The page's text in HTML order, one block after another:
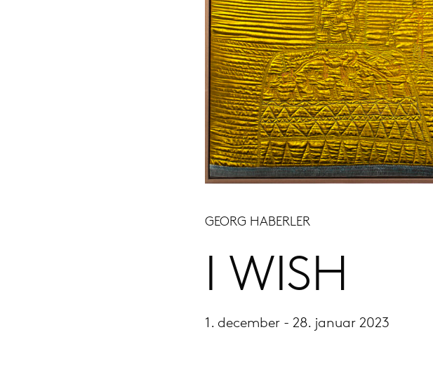
GEORG HABERLER
I WISH
1. december - 28. januar 2023